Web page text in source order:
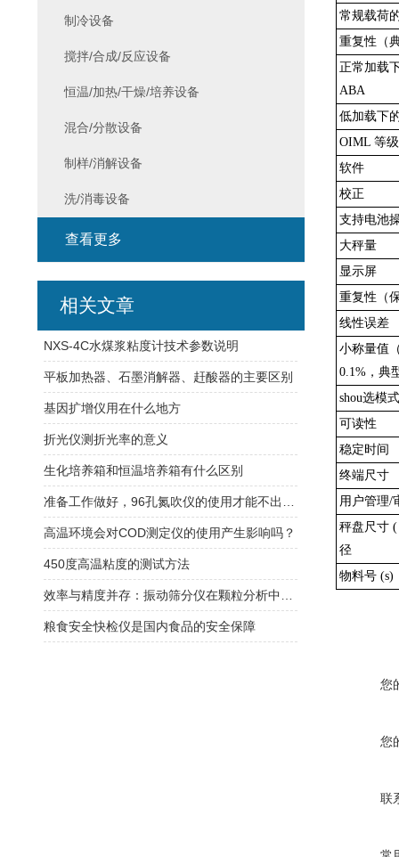
常规载荷
重复性（
正常加载
ABA
低加载下
OIML 等级
软件
校正
支持电池
大秤量
显示屏
重复性（
线性误差
小称量值
0.1%，典
shou选模式
可读性
稳定时间
终端尺寸
用户管理/
秤盘尺寸
径
物料号 (s)
您
您
联
制冷设备
搅拌/合成/反应设备
恒温/加热/干燥/培养设备
混合/分散设备
制样/消解设备
洗/消毒设备
查看更多
相关文章
NXS-4C水煤浆粘度计技术参数说明
平板加热器、石墨消解器、赶酸器的主要区别
基因扩增仪用在什么地方
折光仪测折光率的意义
生化培养箱和恒温培养箱有什么区别
高温环境会对COD测定仪的使用产生影响吗？
450度高温粘度的测试方法
粮食安全快检仪是国内食品的安全保障